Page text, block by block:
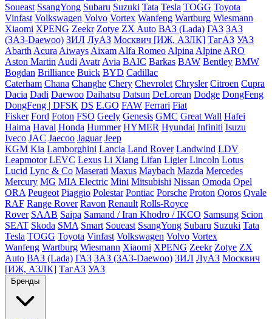
Soueast SsangYong Subaru Suzuki Tata Tesla TOGG Toyota
Vinfast Volkswagen Volvo Vortex Wanfeng Wartburg Wiesmann
Xiaomi XPENG Zeekr Zotye ZX Auto ВАЗ (Lada) ГАЗ ЗАЗ
(ЗАЗ-Daewoo) ЗИЛ ЛуАЗ Москвич [ИЖ, АЗЛК] ТагАЗ УАЗ
Abarth Acura Aiways Aixam Alfa Romeo Alpina Alpine ARO
Aston Martin Audi Avatr Avia BAIC Barkas BAW Bentley BMW
Bogdan Brilliance Buick BYD Cadillac
Caterham Chana Changhe Chery Chevrolet Chrysler Citroen Cupra
Dacia Dadi Daewoo Daihatsu Datsun DeLorean Dodge DongFeng
DongFeng | DFSK DS E.GO FAW Ferrari Fiat
Fisker Ford Foton FSO Geely Genesis GMC Great Wall Hafei
Haima Haval Honda Hummer HYMER Hyundai Infiniti Isuzu
Iveco JAC Jaecoo Jaguar Jeep
KGM Kia Lamborghini Lancia Land Rover Landwind LDV
Leapmotor LEVC Lexus Li Xiang Lifan Ligier Lincoln Lotus
Lucid Lync & Co Maserati Maxus Maybach Mazda Mercedes
Mercury MG MIA Electric Mini Mitsubishi Nissan Omoda Opel
ORA Peugeot Piaggio Polestar Pontiac Porsche Proton Qoros Qvale
RAF Range Rover Ravon Renault Rolls-Royce
Rover SAAB Saipa Samand / Iran Khodro / IKCO Samsung Scion
SEAT Skoda SMA Smart Soueast SsangYong Subaru Suzuki Tata
Tesla TOGG Toyota Vinfast Volkswagen Volvo Vortex
Wanfeng Wartburg Wiesmann Xiaomi XPENG Zeekr Zotye ZX
Auto ВАЗ (Lada) ГАЗ ЗАЗ (ЗАЗ-Daewoo) ЗИЛ ЛуАЗ Москвич
[ИЖ, АЗЛК] ТагАЗ УАЗ
Бренды